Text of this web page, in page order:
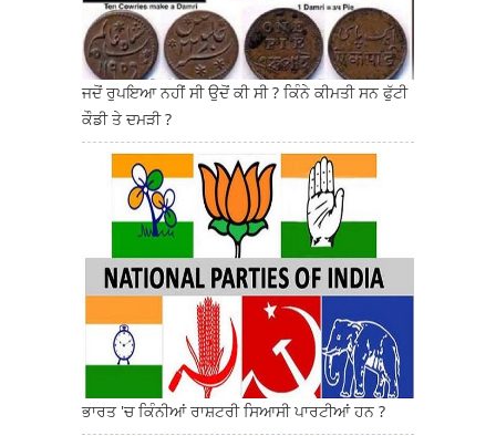
ਜਦੋਂ ਰੁਪਇਆ ਨਹੀਂ ਸੀ ਉਦੋਂ ਕੀ ਸੀ ? ਕਿੰਨੇ ਕੀਮਤੀ ਸਨ ਫੁੱਟੀ
ਕੌਡੀ ਤੇ ਦਮੜੀ ?
ਭਾਰਤ 'ਚ ਕਿੰਨੀਆਂ ਰਾਸ਼ਟਰੀ ਸਿਆਸੀ ਪਾਰਟੀਆਂ ਹਨ ?